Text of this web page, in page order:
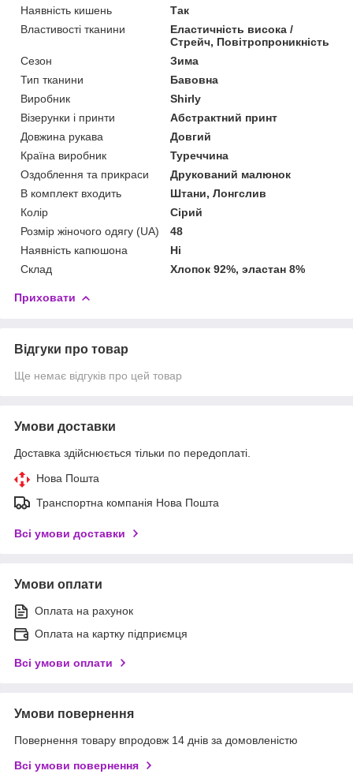
Наявність кишень
Так
Властивості тканини
Еластичність висока /
Стрейч, Повітропроникність
Сезон
Зима
Тип тканини
Бавовна
Виробник
Shirly
Візерунки і принти
Абстрактний принт
Довжина рукава
Довгий
Країна виробник
Туреччина
Оздоблення та прикраси
Друкований малюнок
В комплект входить
Штани, Лонгслив
Колір
Сірий
Розмір жіночого одягу (UA)
48
Наявність капюшона
Ні
Склад
Хлопок 92%, эластан 8%
Приховати
Відгуки про товар
Ще немає відгуків про цей товар
Умови доставки
Доставка здійснюється тільки по передоплаті.
Нова Пошта
Транспортна компанія Нова Пошта
Всі умови доставки
Умови оплати
Оплата на рахунок
Оплата на картку підприємця
Всі умови оплати
Умови повернення
Повернення товару впродовж 14 днів за домовленістю
Всі умови повернення